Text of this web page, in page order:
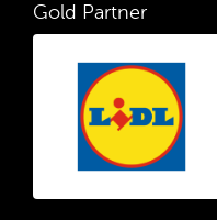
Gold Partner